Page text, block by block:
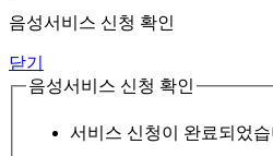
음성서비스 신청 확인
닫기
음성서비스 신청 확인
서비스 신청이 완료되었